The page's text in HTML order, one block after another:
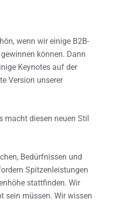
wenn wir einige B2B-
können. Dann
Keynotes auf der
Version unserer
macht diesen neuen Stil
Bedürfnissen und
Spitzenleistungen
stattfinden. Wir
sein müssen. Wir wissen